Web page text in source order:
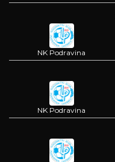
NK Podravina
NK Podravina